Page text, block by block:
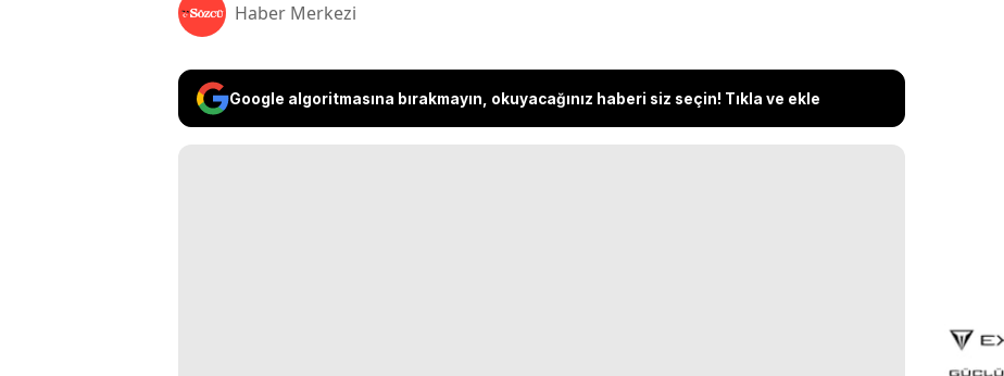
Haber Merkezi
Google algoritmasına bırakmayın, okuyacağınız haberi siz seçin! Tıkla ve ekle